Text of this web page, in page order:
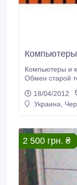
Компьютеры и
Обмен старой
18/04/2012
Украина,
2 500 грн. ₴